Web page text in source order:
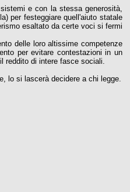
e con la stessa generosità,
per festeggiare quell'aiuto statale
esaltato da certe voci si fermi
delle loro altissime competenze
per evitare contestazioni in un
reddito di intere fasce sociali.
lo si lascerà decidere a chi legge.